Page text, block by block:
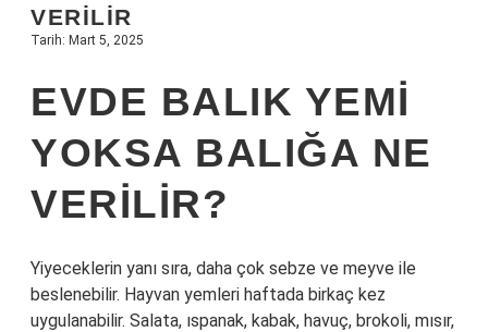
VERILIR
Tarih: Mart 5, 2025
EVDE BALIK YEMI
YOKSA BALIĞA NE
VERILIR?
Yiyeceklerin yanı sıra, daha çok sebze ve meyve ile
beslenebilir. Hayvan yemleri haftada birkaç kez
uygulanabilir. Salata, ıspanak, kabak, havuç, brokoli, mısır,